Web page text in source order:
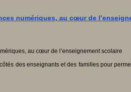
numériques, au cœur de
des enseignants et des familles pour